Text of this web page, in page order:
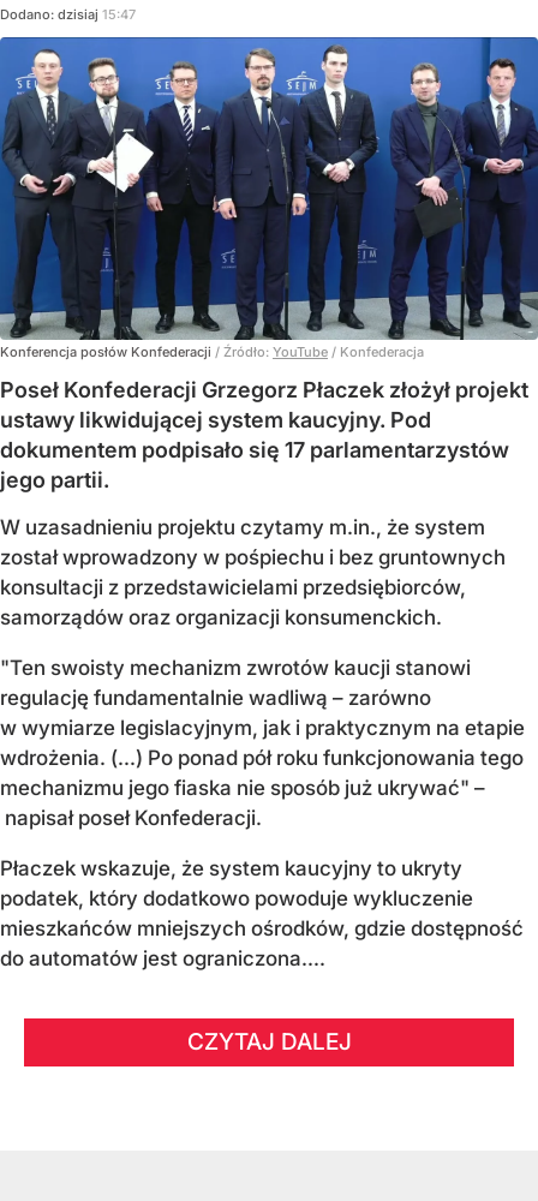
Dodano: dzisiaj 15:47
Konferencja posłów Konfederacji / Źródło: YouTube / Konfederacja
Poseł Konfederacji Grzegorz Płaczek złożył projekt
ustawy likwidującej system kaucyjny. Pod
dokumentem podpisało się 17 parlamentarzystów
jego partii.
W uzasadnieniu projektu czytamy m.in., że system
został wprowadzony w pośpiechu i bez gruntownych
konsultacji z przedstawicielami przedsiębiorców,
samorządów oraz organizacji konsumenckich.
"Ten swoisty mechanizm zwrotów kaucji stanowi
regulację fundamentalnie wadliwą – zarówno
w wymiarze legislacyjnym, jak i praktycznym na etapie
wdrożenia. (...) Po ponad pół roku funkcjonowania tego
mechanizmu jego fiaska nie sposób już ukrywać" –
napisał poseł Konfederacji.
Płaczek wskazuje, że system kaucyjny to ukryty
podatek, który dodatkowo powoduje wykluczenie
mieszkańców mniejszych ośrodków, gdzie dostępność
do automatów jest ograniczona....
CZYTAJ DALEJ